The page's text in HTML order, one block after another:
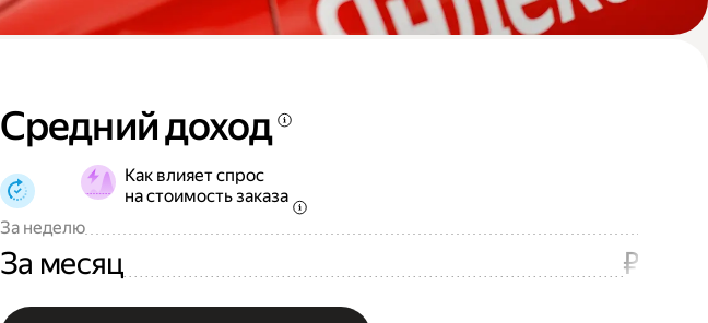
Средний доход
Как влияет спрос
на стоимость заказа
За неделю
За месяц ₽